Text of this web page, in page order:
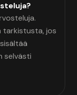
jos
selvästi